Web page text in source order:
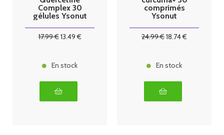
Complex 30
gélules Ysonut
17.99€13.49€
En stock
comprimés
Ysonut
24.99€18.74€
En stock